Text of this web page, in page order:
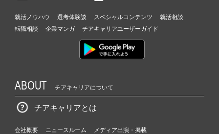
就活ノウハウ 選考体験談 スペシャルコンテンツ
就活相談
転職相談
企業マンガ チアキャリアユーザーガイド
ABOUT チアキャリアについて
チアキャリアとは
会社概要 ニュースルーム
メディア出演・掲載